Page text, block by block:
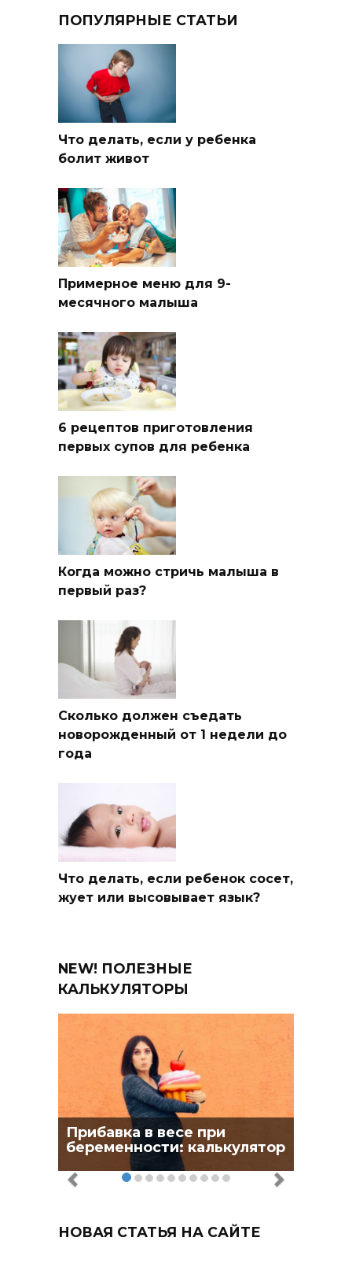
ПОПУЛЯРНЫЕ СТАТЬИ
Что делать, если у ребенка
болит живот
Примерное меню для 9-
месячного малыша
6 рецептов приготовления
первых супов для ребенка
Когда можно стричь малыша в
первый раз?
Сколько должен съедать
новорожденный от 1 недели до
года
Что делать, если ребенок сосет,
жует или высовывает язык?
NEW! ПОЛЕЗНЫЕ
КАЛЬКУЛЯТОРЫ
Прибавка в весе при
беременности: калькулятор
НОВАЯ СТАТЬЯ НА САЙТЕ